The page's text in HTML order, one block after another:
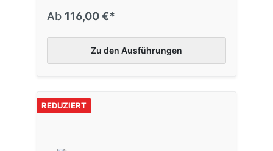
Ab 116,00 €*
Zu den Ausführungen
REDUZIERT